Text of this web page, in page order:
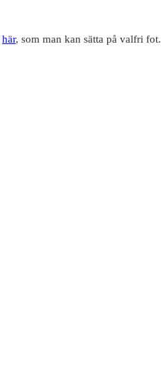
här, som man kan sätta på valfri fot.